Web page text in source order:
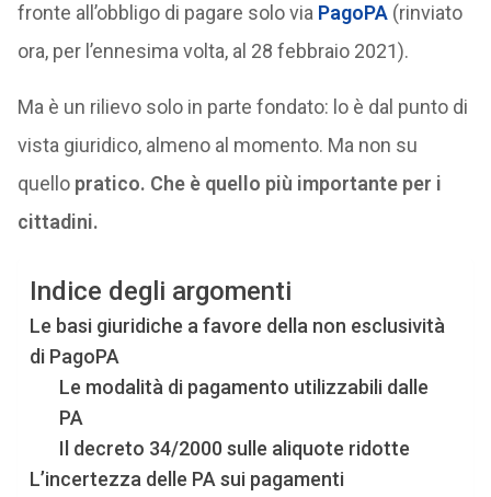
fronte all’obbligo di pagare solo via PagoPA(rinviato
ora, per l’ennesima volta, al 28 febbraio 2021).
Ma è un rilievo solo in parte fondato: lo è dal punto di
vista giuridico, almeno al momento. Ma non su
quello pratico. Che è quello più importante per i
cittadini.
Indice degli argomenti
Le basi giuridiche a favore della non esclusività
di PagoPA
Le modalità di pagamento utilizzabili dalle
PA
Il decreto 34/2000 sulle aliquote ridotte
L’incertezza delle PA sui pagamenti